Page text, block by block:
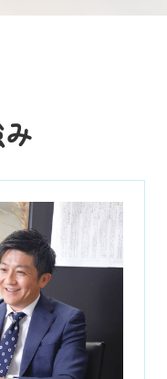
すい庄内通駅
で実家の処
お客様から嬉
だきましたこ
市西区を中心
不動産売却・
屋空き家・相
ー（運営：